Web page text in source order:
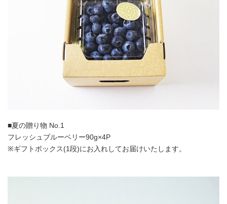
■夏の贈り物 No.1
フレッシュブルーベリー90g×4P
※ギフトボックス(1段)にお入れしてお届けいたします。